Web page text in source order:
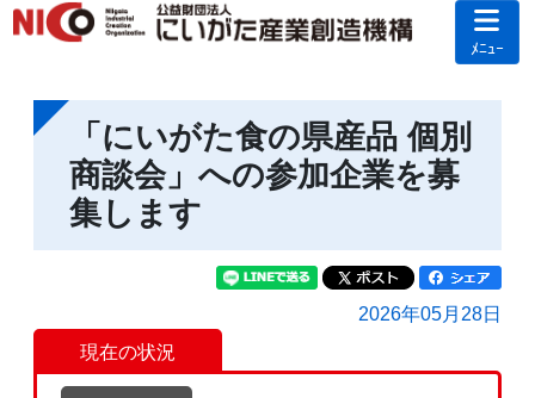
ﾒﾆｭｰ
「にいがた食の県産品 個別
商談会」への参加企業を募
集します
2026年05月28日
現在の状況